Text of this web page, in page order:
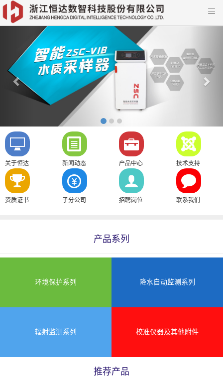

Previous
关于恒达 新闻动态 产品中心 技术支持
资质证书 子分公司 招聘岗位 联系我们
产品系列
环境保护系列 降水自动监测系列
辐射监测系列 校准仪器及其他附件
推荐产品